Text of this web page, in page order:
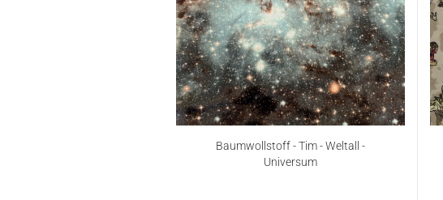
Baumwollstoff - Tim - Weltall -
Universum